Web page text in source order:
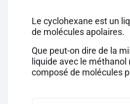
Le cyclohexane est un
de molécules apolaires.
Que peut-on dire de la
liquide avec le méthanol
composé de molécules